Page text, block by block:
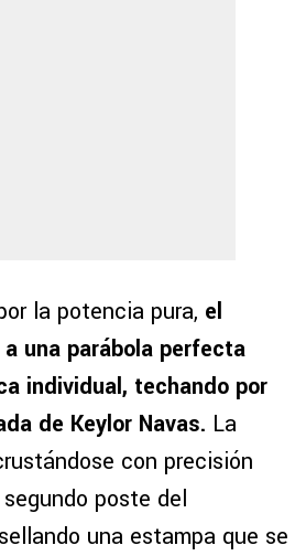
la potencia pura, el
una parábola perfecta
individual, techando por
de Keylor Navas. La
con precisión
poste del
una estampa que se